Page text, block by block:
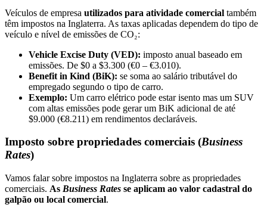
Veículos de empresa utilizados para atividade comercial também
têm impostos na Inglaterra. As taxas aplicadas dependem do tipo de
veículo e nível de emissões de CO₂:
Vehicle Excise Duty (VED): imposto anual baseado em
emissões. De $0 a $3.300 (€0 – €3.010).
Benefit in Kind (BiK): se soma ao salário tributável do
empregado segundo o tipo de carro.
Exemplo: Um carro elétrico pode estar isento mas um SUV
com altas emissões pode gerar um BiK adicional de até
$9.000 (€8.211) em rendimentos declaráveis.
Imposto sobre propriedades comerciais (Business
Rates)
Vamos falar sobre impostos na Inglaterra sobre as propriedades
comerciais. As Business Rates se aplicam ao valor cadastral do
galpão ou local comercial.